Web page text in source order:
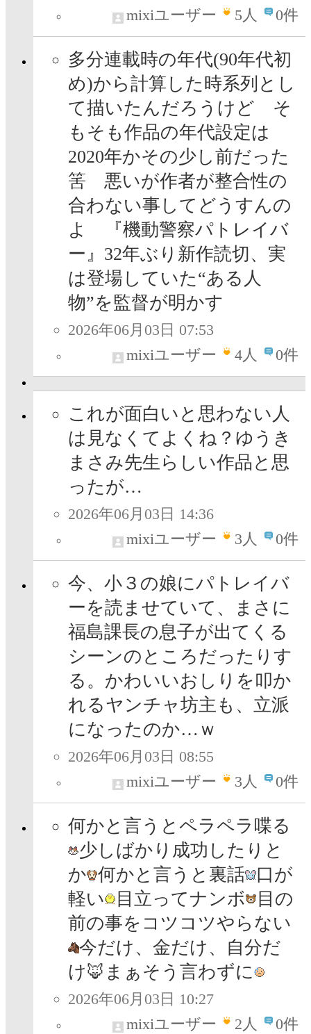
mixiユーザー
5人 0件
多分連載時の年代(90年代初
め)から計算した時系列とし
て描いたんだろうけど そ
もそも作品の年代設定は
2020年かその少し前だった
筈 悪いが作者が整合性の
合わない事してどうすんの
よ 『機動警察パトレイバ
ー』32年ぶり新作読切、実
は登場していた“ある人
物”を監督が明かす
2026年06月03日 07:53
mixiユーザー
4人 0件
これが面白いと思わない人
は見なくてよくね？ゆうき
まさみ先生らしい作品と思
ったが…
2026年06月03日 14:36
mixiユーザー
3人 0件
今、小３の娘にパトレイバ
ーを読ませていて、まさに
福島課長の息子が出てくる
シーンのところだったりす
る。かわいいおしりを叩か
れるヤンチャ坊主も、立派
になったのか…ｗ
2026年06月03日 08:55
mixiユーザー
3人 0件
何かと言うとペラペラ喋る
少しばかり成功したりと
か 何かと言うと裏話
口が
軽い
目立ってナンボ
目の
前の事をコツコツやらない
今だけ、金だけ、自分だ
け🦊まぁそう言わずに
2026年06月03日 10:27
mixiユーザー
2人 0件